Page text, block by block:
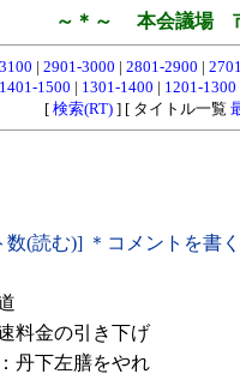
～＊～ 本会議場
| 2901-3000 | 2801-2900 |
1401-1500 | 1301-1400 | 1201-1300
[ 検索(RT)] [ タイトル一覧
(読む)] ＊コメントを書く
料金の引き下げ
丹下左膳をやれ